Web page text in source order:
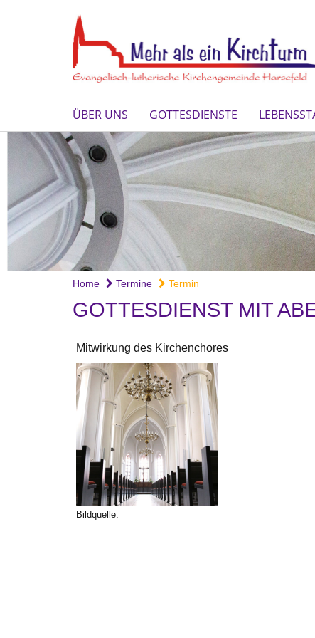
ÜBER UNS GOTTESDIENSTE
Home Termine Termin
GOTTESDIENST MIT
Mitwirkung des Kirchenchores
Bildquelle: